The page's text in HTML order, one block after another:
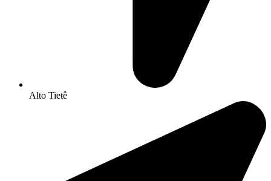
Alto Tietê